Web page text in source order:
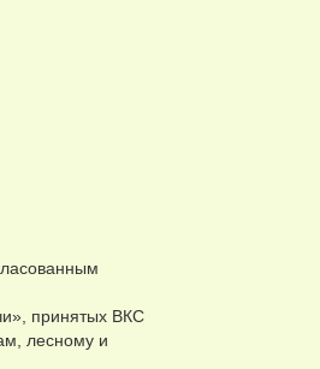
принятых ВКС
лесному и